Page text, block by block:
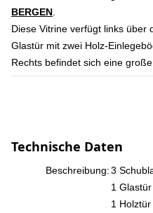
BERGEN
Diese Vitrine verfügt links über
Glastür mit zwei Holz-
Rechts befindet sich eine
Technische Daten
Beschreibung:3
1
1